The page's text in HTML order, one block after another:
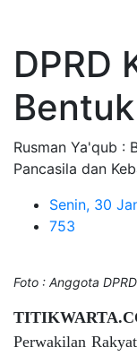
DPRD
Rusman Ya'qub :
Pancasila dan
Senin, 30
753
Foto : Anggota
Perwakilan